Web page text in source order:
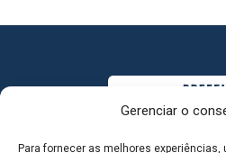
Gerenciar o
Para fornecer as melhores